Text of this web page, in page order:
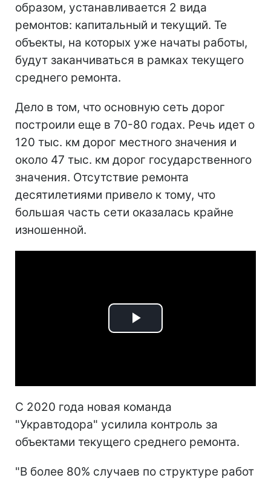
образом, устанавливается 2 вида
ремонтов: капитальный и текущий. Те
объекты, на которых уже начаты работы,
будут заканчиваться в рамках текущего
среднего ремонта.
Дело в том, что основную сеть дорог
построили еще в 70-80 годах. Речь идет о
120 тыс. км дорог местного значения и
около 47 тыс. км дорог государственного
значения. Отсутствие ремонта
десятилетиями привело к тому, что
большая часть сети оказалась крайне
изношенной.
Play
С 2020 года новая команда
"Укравтодора" усилила контроль за
объектами текущего среднего ремонта.
"В более 80% случаев по структуре работ